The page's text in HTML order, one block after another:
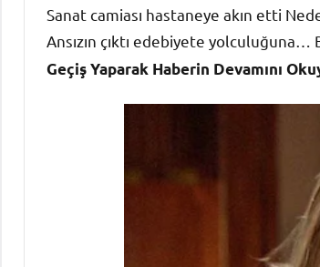
Sanat camiası hastaneye akın etti
Ansızın çıktı edebiyete yolculuğuna…
Geçiş Yaparak Haberin Devamını